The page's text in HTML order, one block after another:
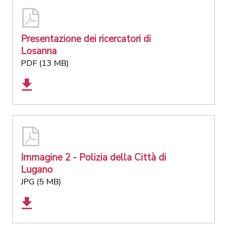
Presentazione dei ricercatori di
Losanna
PDF (13 MB)
Immagine 2 - Polizia della Città di
Lugano
JPG (5 MB)